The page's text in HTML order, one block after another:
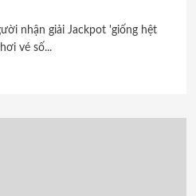
nhận giải Jackpot 'giống hệt
vé số...